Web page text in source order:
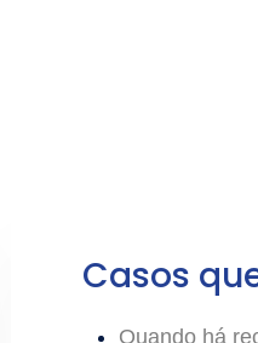
Casos
Quando há